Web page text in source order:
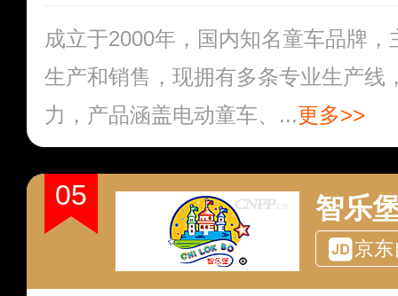
成立于2000年，国内知名童车品牌
生产和销售，现拥有多条专业生产线
力，产品涵盖电动童车、...更多>>
05 智乐
京